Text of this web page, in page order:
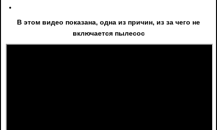
В этом видео показана, одна из причин, из за чего не
включается пылесос